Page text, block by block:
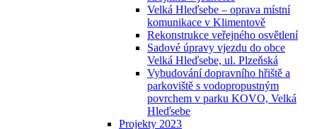
Velká Hleďsebe – oprava místní
komunikace v Klimentově
Rekonstrukce veřejného osvětlení
Sadové úpravy vjezdu do obce
Velká Hleďsebe, ul. Plzeňská
Vybudování dopravního hřiště a
parkoviště s vodopropustným
povrchem v parku KOVO, Velká
Hleďsebe
Projekty 2023